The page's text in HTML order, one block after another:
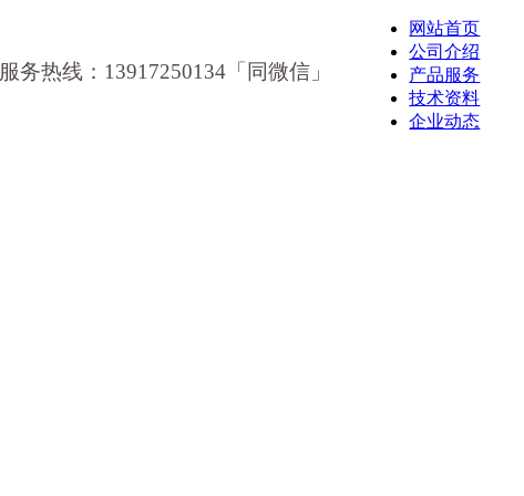
服务热线：13917250134「同微信」
网站首页
公司介绍
产品服务
技术资料
企业动态